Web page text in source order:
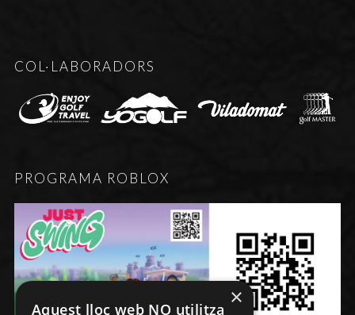
COL·LABORADORS
PROGRAMA ROBLOX
×
Aquest lloc web NO utilitza